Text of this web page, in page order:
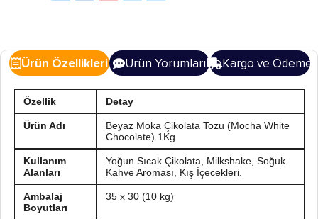
Ürün Özellikleri Ürün Yorumları Kargo ve Ödeme
Özellik Detay
Ürün Adı
Beyaz Moka Çikolata Tozu (Mocha White
Chocolate) 1Kg
Kullanım
Alanları
Yoğun Sıcak Çikolata, Milkshake, Soğuk
Kahve Aroması, Kış İçecekleri.
Ambalaj
Boyutları
35 x 30 (10 kg)